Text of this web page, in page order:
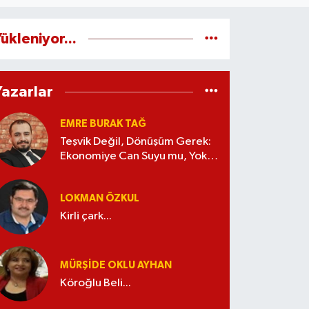
EMRE BURAK TAĞ
Teşvik Değil, Dönüşüm Gerek:
Ekonomiye Can Suyu mu, Yoksa
LOKMAN ÖZKUL
Kirli çark...
MÜRŞIDE OKLU AYHAN
Köroğlu Beli...